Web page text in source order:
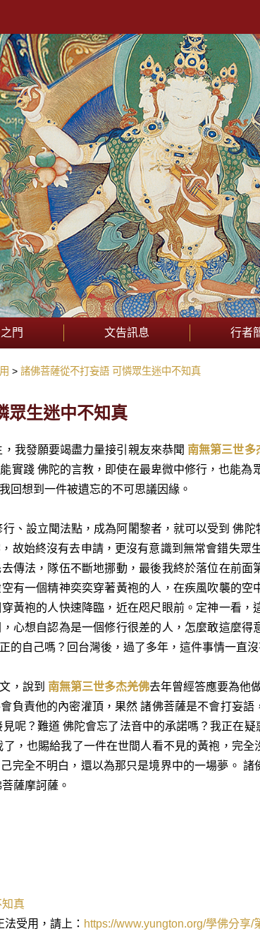
門 文告訊息 行者
諸佛菩薩從不打妄語 可憐眾生迷中不知真
眾生迷中不知真
，我發願要竭盡力量接引親友來恭聞 南無第三世多
實踐 佛陀的言教，即使在最卑微中修行，也能
回想到一件被遺忘的不可思議因緣。
、設立聞法點，成為阿闍黎者，就可以受到 佛
故始終沒有去申請，更沒有意識到無常會錯失
傳法，隊伍不斷地挪動，最後我終於落位在前
有一個精神奕奕穿著黃袍的人，在疾風吹襲的
黃袍的人快速降臨，近在咫尺眼前。定神一看
心想自認為是一個修行很差的人，怎麼敢這麼
的自己嗎？回台灣後，過了多年，這件事情一直
，說到 南無第三世多杰羌佛去年曾經答應要為他
負責他的內密灌頂，果然 諸佛菩薩是不會打妄
呢？難道 佛陀會忘了法音中的承諾嗎？我正在
，也賜給我了一件在世間人看不見的黃袍，完
完全不明白，還以為那只是境界中的一場夢。
薩摩訶薩。
真
受用，請上： https://www.yungton.org/學佛分享/